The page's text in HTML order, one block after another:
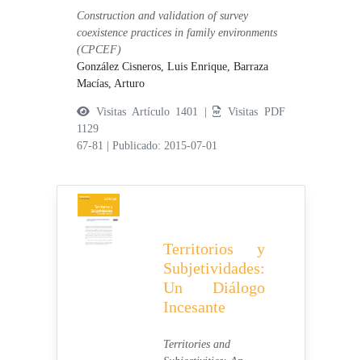
Construction and validation of survey
coexistence practices in family environments
(CPCEF)
González Cisneros, Luis Enrique,Barraza
Macías, Arturo
Visitas Artículo 1401 |
Visitas PDF
1129
67-81
|Publicado: 2015-07-01
Territorios y
Subjetividades:
Un Diálogo
Incesante
Territories and